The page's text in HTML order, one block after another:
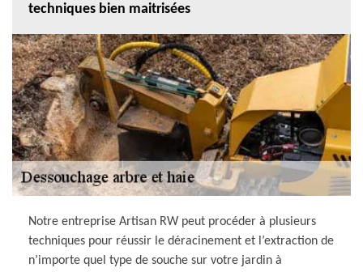
techniques bien maitrisées
Notre entreprise Artisan RW peut procéder à plusieurs
techniques pour réussir le déracinement et l’extraction de
n’importe quel type de souche sur votre jardin à